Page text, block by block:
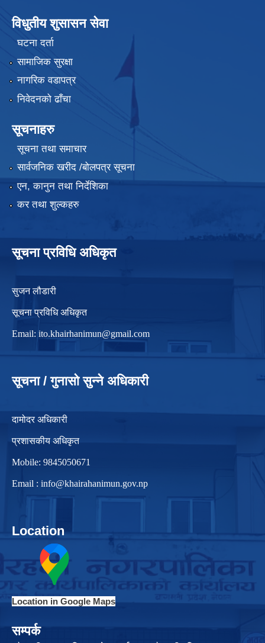
विधुतीय शुसासन सेवा
घटना दर्ता
सामाजिक सुरक्षा
नागरिक वडापत्र
निवेदनको ढाँचा
सूचनाहरु
सूचना तथा समाचार
सार्वजनिक खरीद /बोलपत्र सूचना
एन, कानुन तथा निर्देशिका
कर तथा शुल्कहरु
सूचना प्रविधि अधिकृत
सुजन लौडारी
सूचना प्रविधि अधिकृत
Email: ito.khairhanimun@gmail.com
सूचना / गुनासो सुन्ने अधिकारी
दामोदर अधिकारी
प्रशासकीय अधिकृत
Mobile: 9845050671
Email : info@khairahanimun.gov.np
Location
Location in Google Maps
सम्पर्क